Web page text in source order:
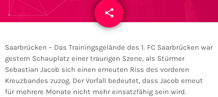
share
email
Saarbrücken – Das Trainingsgelände des 1. FC Saarbrücken war
gestern Schauplatz einer traurigen Szene, als Stürmer
Sebastian Jacob sich einen erneuten Riss des vorderen
Kreuzbandes zuzog. Der Vorfall bedeutet, dass Jacob erneut
für mehrere Monate nicht mehr einsatzfähig sein wird.